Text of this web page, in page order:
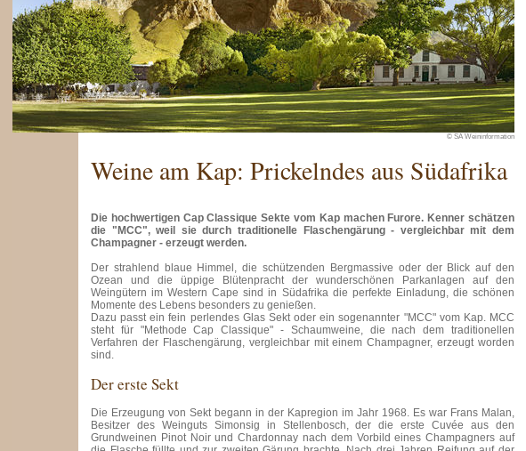
© SA Weininformation
Weine am Kap: Prickelndes aus Südafrika
Die hochwertigen Cap Classique Sekte vom Kap machen Furore. Kenner schätzen
die "MCC", weil sie durch traditionelle Flaschengärung - vergleichbar mit dem
Champagner - erzeugt werden.
Der strahlend blaue Himmel, die schützenden Bergmassive oder der Blick auf den
Ozean und die üppige Blütenpracht der wunderschönen Parkanlagen auf den
Weingütern im Western Cape sind in Südafrika die perfekte Einladung, die schönen
Momente des Lebens besonders zu genießen.
Dazu passt ein fein perlendes Glas Sekt oder ein sogenannter "MCC" vom Kap. MCC
steht für "Methode Cap Classique" - Schaumweine, die nach dem traditionellen
Verfahren der Flaschengärung, vergleichbar mit einem Champagner, erzeugt worden
sind.
Der erste Sekt
Die Erzeugung von Sekt begann in der Kapregion im Jahr 1968. Es war Frans Malan,
Besitzer des Weinguts Simonsig in Stellenbosch, der die erste Cuvée aus den
Grundweinen Pinot Noir und Chardonnay nach dem Vorbild eines Champagners auf